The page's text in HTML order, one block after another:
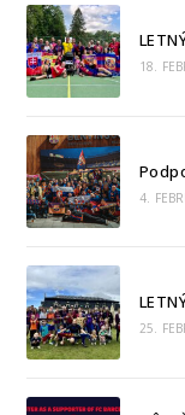
18.
4.
25.